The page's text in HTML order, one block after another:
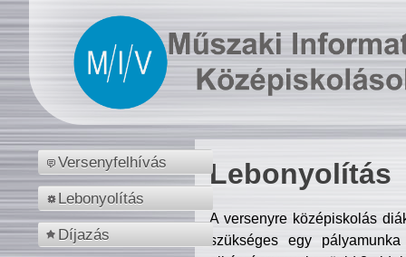
Versenyfelhívás
Lebonyolítás
Díjazás
Lebonyolítás
A versenyre középiskolás
szükséges egy